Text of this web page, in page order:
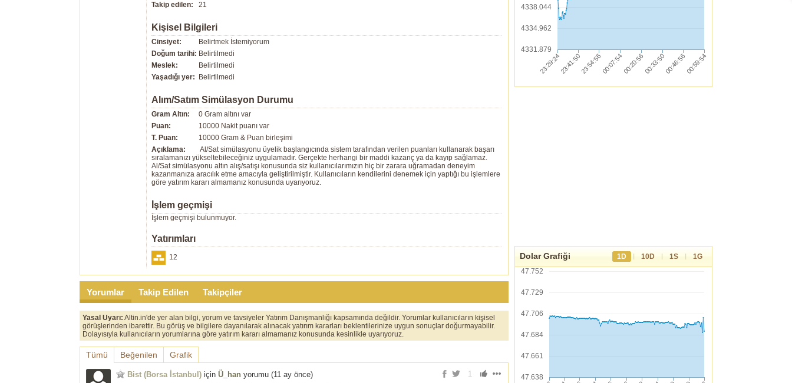
Takip edilen:
21
Kişisel Bilgileri
Cinsiyet:
Belirtmek İstemiyorum
Doğum tarihi: Belirtilmedi
Meslek:
Belirtilmedi
Yaşadığı yer:
Belirtilmedi
Alım/Satım Simülasyon Durumu
Gram Altın:
0 Gram altını var
Puan:
10000 Nakit puanı var
T. Puan:
10000 Gram & Puan birleşimi
Açıklama:
Al/Sat simülasyonu üyelik başlangıcında sistem tarafından verilen puanları kullanarak başarı
sıralamanızı yükseltebileceğiniz uygulamadır. Gerçekte herhangi bir maddi kazanç ya da kayıp sağlamaz.
Al/Sat simülasyonu altın alış/satışı konusunda siz kullanıcılarımızın hiç bir zarara uğramadan deneyim
kazanmanıza aracılık etme amacıyla geliştirilmiştir. Kullanıcıların kendilerini denemek için yaptığı bu işlemlere
göre yatırım kararı almamanız konusunda uyarıyoruz.
İşlem geçmişi
İşlem geçmişi bulunmuyor.
Yatırımları
12
Yorumlar Takip Edilen Takipçiler
Yasal Uyarı: Altin.in'de yer alan bilgi, yorum ve tavsiyeler Yatırım Danışmanlığı kapsamında değildir. Yorumlar kullanıcıların kişisel
görüşlerinden ibarettir. Bu görüş ve bilgilere dayanılarak alınacak yatırım kararları beklentilerinize uygun sonuçlar doğurmayabilir.
Dolayısıyla kullanıcıların yorumlarına göre yatırım kararı almamanız konusunda kesinlikle uyarıyoruz.
Tümü Beğenilen Grafik
1
Bist (Borsa İstanbul) için Ü_han yorumu (11 ay önce)
4338.044
4334.962
4331.879
Dolar Grafiği 1D | 10D | 1S |
1G
47.752
47.729
47.706
47.684
47.661
47.638